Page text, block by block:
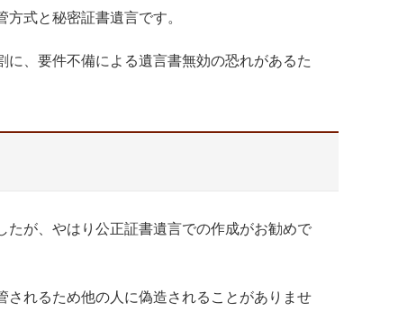
方式と秘密証書遺言です。
、要件不備による遺言書無効の恐れがあるた
が、やはり公正証書遺言での作成がお勧めで
れるため他の人に偽造されることがありませ